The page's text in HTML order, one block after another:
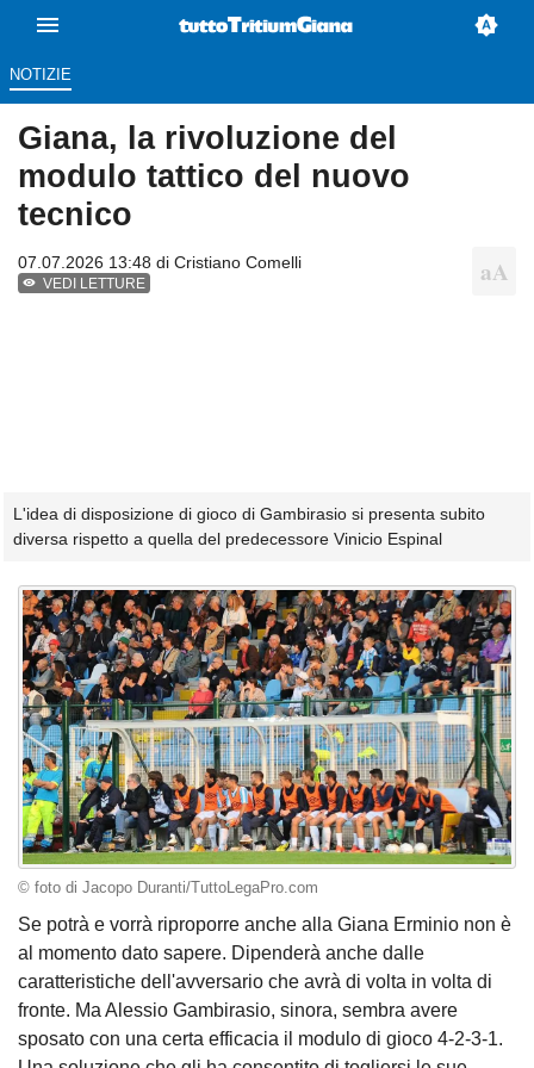
NOTIZIE
Giana, la rivoluzione del
modulo tattico del nuovo
tecnico
07.07.2026 13:48 di Cristiano Comelli
VEDI LETTURE
L'idea di disposizione di gioco di Gambirasio si presenta subito
diversa rispetto a quella del predecessore Vinicio Espinal
© foto di Jacopo Duranti/TuttoLegaPro.com
Se potrà e vorrà riproporre anche alla Giana Erminio non è
al momento dato sapere. Dipenderà anche dalle
caratteristiche dell'avversario che avrà di volta in volta di
fronte. Ma Alessio Gambirasio, sinora, sembra avere
sposato con una certa efficacia il modulo di gioco 4-2-3-1.